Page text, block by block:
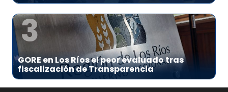
3
GORE en Los Ríos el peor evaluado tras
fiscalización de Transparencia